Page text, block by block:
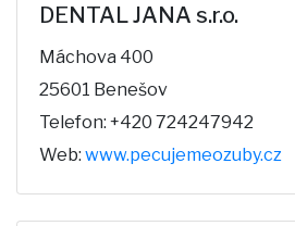
DENTAL JANA s.r.o.
Máchova 400
25601 Benešov
Telefon: +420 724247942
Web: www.pecujemeozuby.cz